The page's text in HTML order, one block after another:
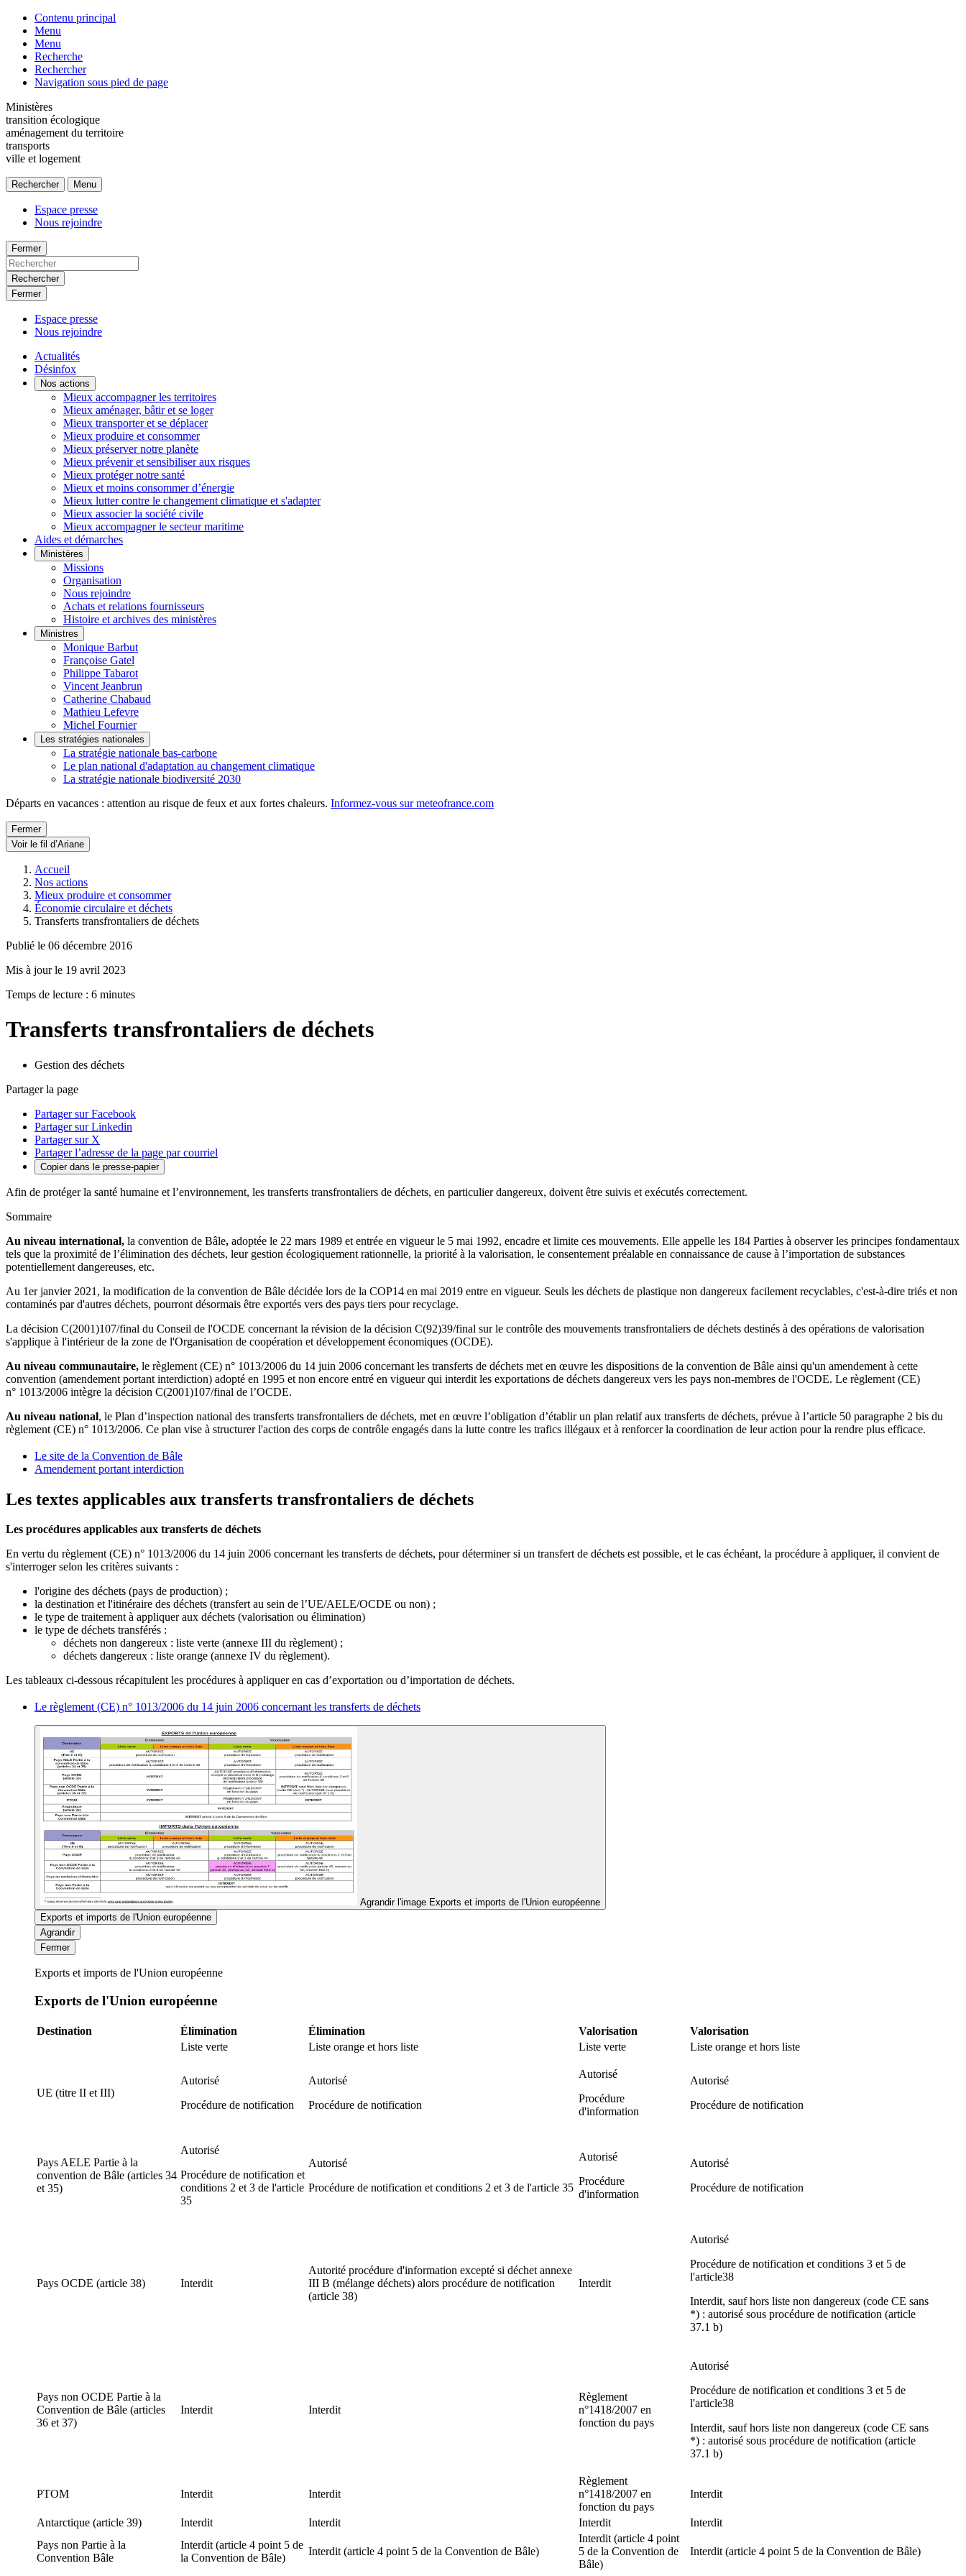
Contenu principal
Menu
Menu
Recherche
Rechercher
Navigation sous pied de page
Ministères
transition écologique
aménagement du territoire
transports
ville et logement
Rechercher Menu
Espace presse
Nous rejoindre
Fermer
Rechercher
Fermer
Espace presse
Nous rejoindre
Actualités
Désinfox
Nos actions
Mieux accompagner les territoires
Mieux aménager, bâtir et se loger
Mieux transporter et se déplacer
Mieux produire et consommer
Mieux préserver notre planète
Mieux prévenir et sensibiliser aux risques
Mieux protéger notre santé
Mieux et moins consommer d’énergie
Mieux lutter contre le changement climatique et s'adapter
Mieux associer la société civile
Mieux accompagner le secteur maritime
Aides et démarches
Ministères
Missions
Organisation
Nous rejoindre
Achats et relations fournisseurs
Histoire et archives des ministères
Ministres
Monique Barbut
Françoise Gatel
Philippe Tabarot
Vincent Jeanbrun
Catherine Chabaud
Mathieu Lefevre
Michel Fournier
Les stratégies nationales
La stratégie nationale bas-carbone
Le plan national d'adaptation au changement climatique
La stratégie nationale biodiversité 2030
Départs en vacances : attention au risque de feux et aux fortes chaleurs. Informez-vous sur meteofrance.com
Fermer
Voir le fil d’Ariane
Accueil
Nos actions
Mieux produire et consommer
Économie circulaire et déchets
Transferts transfrontaliers de déchets
Publié le 06 décembre 2016
Mis à jour le 19 avril 2023
Temps de lecture : 6 minutes
Transferts transfrontaliers de déchets
Gestion des déchets
Partager la page
Partager sur Facebook
Partager sur Linkedin
Partager sur X
Partager l’adresse de la page par courriel
Copier dans le presse-papier
Afin de protéger la santé humaine et l’environnement, les transferts transfrontaliers de déchets, en particulier dangereux, doivent être suivis et exécutés correctement.
Sommaire
Au niveau international, la convention de Bâle, adoptée le 22 mars 1989 et entrée en vigueur le 5 mai 1992, encadre et limite ces mouvements. Elle appelle les 184 Parties à observer les principes fondamentaux
tels que la proximité de l’élimination des déchets, leur gestion écologiquement rationnelle, la priorité à la valorisation, le consentement préalable en connaissance de cause à l’importation de substances
potentiellement dangereuses, etc.
Au 1er janvier 2021, la modification de la convention de Bâle décidée lors de la COP14 en mai 2019 entre en vigueur. Seuls les déchets de plastique non dangereux facilement recyclables, c'est-à-dire triés et non
contaminés par d'autres déchets, pourront désormais être exportés vers des pays tiers pour recyclage.
La décision C(2001)107/final du Conseil de l'OCDE concernant la révision de la décision C(92)39/final sur le contrôle des mouvements transfrontaliers de déchets destinés à des opérations de valorisation
s'applique à l'intérieur de la zone de l'Organisation de coopération et développement économiques (OCDE).
Au niveau communautaire, le règlement (CE) n° 1013/2006 du 14 juin 2006 concernant les transferts de déchets met en œuvre les dispositions de la convention de Bâle ainsi qu'un amendement à cette
convention (amendement portant interdiction) adopté en 1995 et non encore entré en vigueur qui interdit les exportations de déchets dangereux vers les pays non-membres de l'OCDE. Le règlement (CE)
n° 1013/2006 intègre la décision C(2001)107/final de l’OCDE.
Au niveau national, le Plan d’inspection national des transferts transfrontaliers de déchets, met en œuvre l’obligation d’établir un plan relatif aux transferts de déchets, prévue à l’article 50 paragraphe 2 bis du
règlement (CE) n° 1013/2006. Ce plan vise à structurer l'action des corps de contrôle engagés dans la lutte contre les trafics illégaux et à renforcer la coordination de leur action pour la rendre plus efficace.
Le site de la Convention de Bâle
Amendement portant interdiction
Les textes applicables aux transferts transfrontaliers de déchets
Les procédures applicables aux transferts de déchets
En vertu du règlement (CE) n° 1013/2006 du 14 juin 2006 concernant les transferts de déchets, pour déterminer si un transfert de déchets est possible, et le cas échéant, la procédure à appliquer, il convient de
s'interroger selon les critères suivants :
l'origine des déchets (pays de production) ;
la destination et l'itinéraire des déchets (transfert au sein de l’UE/AELE/OCDE ou non) ;
le type de traitement à appliquer aux déchets (valorisation ou élimination)
le type de déchets transférés :
déchets non dangereux : liste verte (annexe III du règlement) ;
déchets dangereux : liste orange (annexe IV du règlement).
Les tableaux ci-dessous récapitulent les procédures à appliquer en cas d’exportation ou d’importation de déchets.
Le règlement (CE) n° 1013/2006 du 14 juin 2006 concernant les transferts de déchets
Agrandir l'image Exports et imports de l'Union européenne
Exports et imports de l'Union européenne
Agrandir
Fermer
Exports et imports de l'Union européenne
Exports de l'Union européenne
Destination Élimination Élimination Valorisation
Valorisation
Liste verte
Liste orange et hors liste Liste verte Liste orange et hors liste
UE (titre II et III)
Autorisé
Procédure de notification
Autorisé
Procédure de notification
Autorisé
Procédure
d'information
Autorisé
Procédure de notification
Pays AELE Partie à la
convention de Bâle (articles 34
et 35)
Autorisé
Procédure de notification et
conditions 2 et 3 de l'article
35
Autorisé
Procédure de notification et conditions 2 et 3 de l'article 35
Autorisé
Procédure
d'information
Autorisé
Procédure de notification
Pays OCDE (article 38) Interdit
Autorité procédure d'information excepté si déchet annexe
III B (mélange déchets) alors procédure de notification
(article 38)
Interdit
Autorisé
Procédure de notification et conditions 3 et 5 de
l'article38
Interdit, sauf hors liste non dangereux (code CE sans
*) : autorisé sous procédure de notification (article
37.1 b)
Pays non OCDE Partie à la
Convention de Bâle (articles
36 et 37)
Interdit Interdit
Règlement
n°1418/2007 en
fonction du pays
Autorisé
Procédure de notification et conditions 3 et 5 de
l'article38
Interdit, sauf hors liste non dangereux (code CE sans
*) : autorisé sous procédure de notification (article
37.1 b)
PTOM Interdit Interdit
Règlement
n°1418/2007 en
fonction du pays
Interdit
Antarctique (article 39) Interdit Interdit Interdit
Interdit
Pays non Partie à la
Convention Bâle
Interdit (article 4 point 5 de
la Convention de Bâle)
Interdit (article 4 point 5 de la Convention de Bâle)
Interdit (article 4 point
5 de la Convention de
Bâle)
Interdit (article 4 point 5 de la Convention de Bâle)